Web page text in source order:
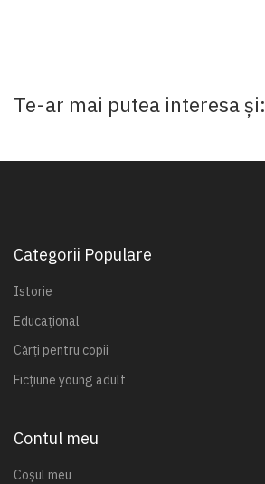
Te-ar mai putea interesa și:
Categorii Populare
Istorie
Educațional
Cărți pentru copii
Ficțiune young adult
Contul meu
Coșul meu